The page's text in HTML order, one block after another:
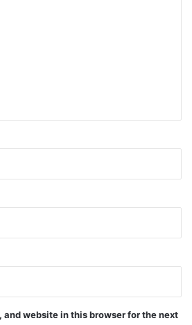
and website in this browser for the next